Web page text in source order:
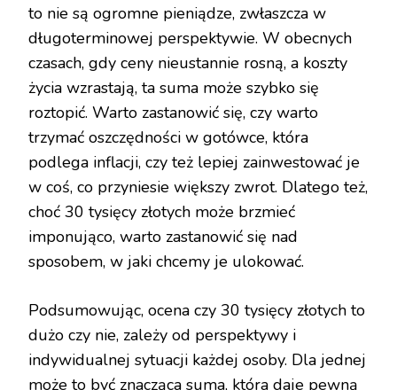
to nie są ogromne pieniądze, zwłaszcza w
długoterminowej perspektywie. W obecnych
czasach, gdy ceny nieustannie rosną, a koszty
życia wzrastają, ta suma może szybko się
roztopić. Warto zastanowić się, czy warto
trzymać oszczędności w gotówce, która
podlega inflacji, czy też lepiej zainwestować je
w coś, co przyniesie większy zwrot. Dlatego też,
choć 30 tysięcy złotych może brzmieć
imponująco, warto zastanowić się nad
sposobem, w jaki chcemy je ulokować.
Podsumowując, ocena czy 30 tysięcy złotych to
dużo czy nie, zależy od perspektywy i
indywidualnej sytuacji każdej osoby. Dla jednej
może to być znacząca suma, która daje pewną